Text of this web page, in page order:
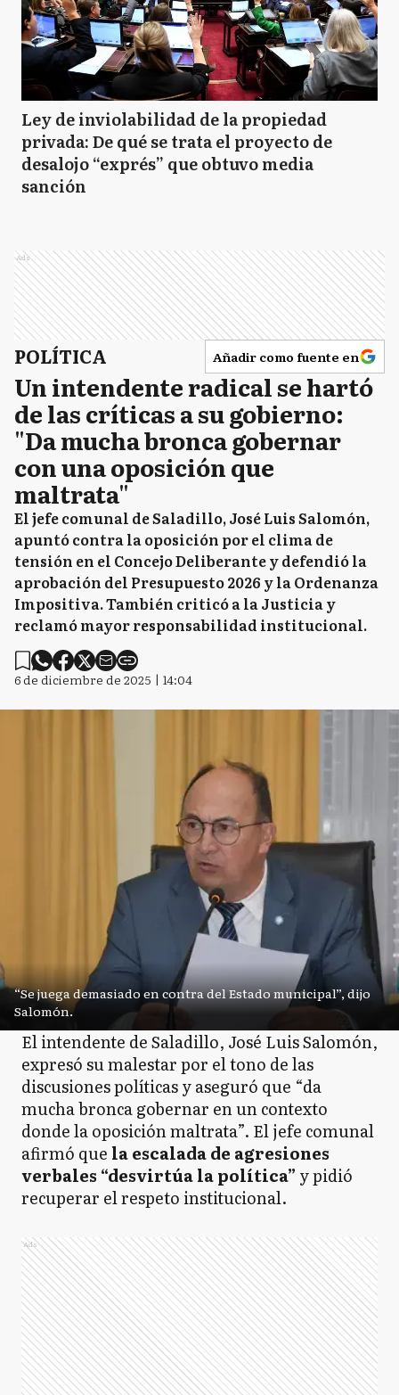
Ley de inviolabilidad de la propiedad
privada: De qué se trata el proyecto de
desalojo “exprés” que obtuvo media
sanción
Ads
POLÍTICA Añadir como fuente en
Un intendente radical se hartó
de las críticas a su gobierno:
"Da mucha bronca gobernar
con una oposición que
maltrata"
El jefe comunal de Saladillo, José Luis Salomón,
apuntó contra la oposición por el clima de
tensión en el Concejo Deliberante y defendió la
aprobación del Presupuesto 2026 y la Ordenanza
Impositiva. También criticó a la Justicia y
reclamó mayor responsabilidad institucional.
6 de diciembre de 2025 | 14:04
“Se juega demasiado en contra del Estado municipal”, dijo
Salomón.
El intendente de Saladillo, José Luis Salomón,
expresó su malestar por el tono de las
discusiones políticas y aseguró que “da
mucha bronca gobernar en un contexto
donde la oposición maltrata”. El jefe comunal
afirmó que la escalada de agresiones
verbales “desvirtúa la política” y pidió
recuperar el respeto institucional.
Ads